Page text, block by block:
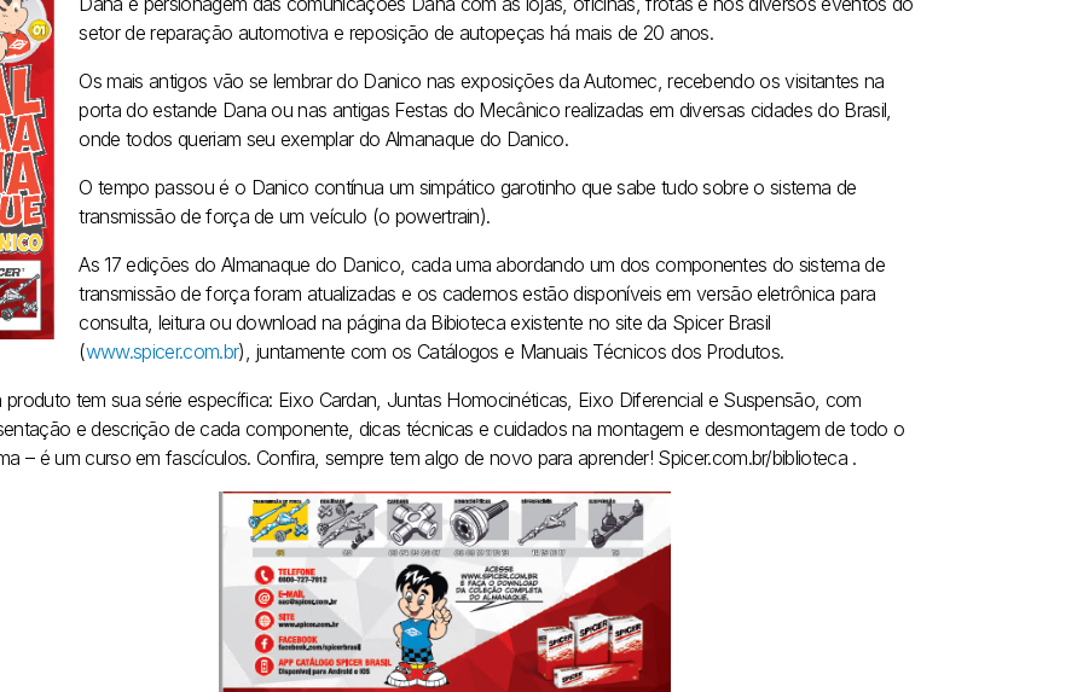
setor de reparação automotiva e reposição de autopeças há mais de 20 anos.
Os mais antigos vão se lembrar do Danico nas exposições da Automec, recebendo os visitantes na
porta do estande Dana ou nas antigas Festas do Mecânico realizadas em diversas cidades do Brasil,
onde todos queriam seu exemplar do Almanaque do Danico.
O tempo passou é o Danico contínua um simpático garotinho que sabe tudo sobre o sistema de
transmissão de força de um veículo (o powertrain).
As 17 edições do Almanaque do Danico, cada uma abordando um dos componentes do sistema de
transmissão de força foram atualizadas e os cadernos estão disponíveis em versão eletrônica para
consulta, leitura ou download na página da Bibioteca existente no site da Spicer Brasil
(www.spicer.com.br), juntamente com os Catálogos e Manuais Técnicos dos Produtos.
produto tem sua série específica: Eixo Cardan, Juntas Homocinéticas, Eixo Diferencial e Suspensão, com
e descrição de cada componente, dicas técnicas e cuidados na montagem e desmontagem de todo o
– é um curso em fascículos. Confira, sempre tem algo de novo para aprender! Spicer.com.br/biblioteca .